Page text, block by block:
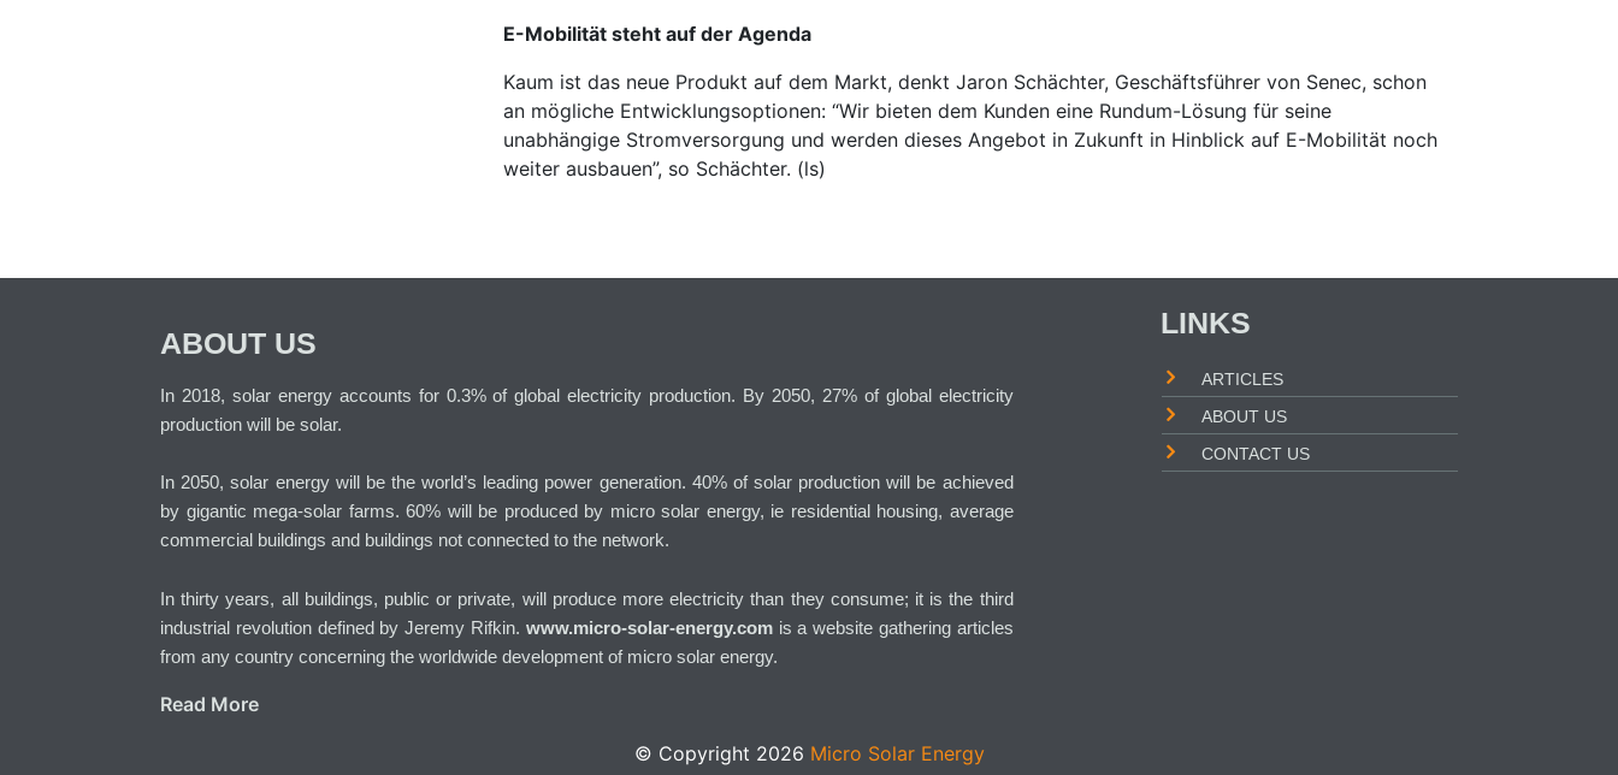
E-Mobilität steht auf der Agenda
Kaum ist das neue Produkt auf dem Markt, denkt Jaron Schächter, Geschäftsführer von Senec, schon
an mögliche Entwicklungsoptionen: “Wir bieten dem Kunden eine Rundum-Lösung für seine
unabhängige Stromversorgung und werden dieses Angebot in Zukunft in Hinblick auf E-Mobilität noch
weiter ausbauen”, so Schächter. (ls)
ABOUT US
In 2018, solar energy accounts for 0.3% of global electricity production. By 2050, 27% of global electricity
production will be solar.
In 2050, solar energy will be the world’s leading power generation. 40% of solar production will be achieved
by gigantic mega-solar farms. 60% will be produced by micro solar energy, ie residential housing, average
commercial buildings and buildings not connected to the network.
In thirty years, all buildings, public or private, will produce more electricity than they consume; it is the third
industrial revolution defined by Jeremy Rifkin. www.micro-solar-energy.comis a website gathering articles
from any country concerning the worldwide development of micro solar energy.
Read More
LINKS
ARTICLES
ABOUT US
CONTACT US
© Copyright 2026 Micro Solar Energy